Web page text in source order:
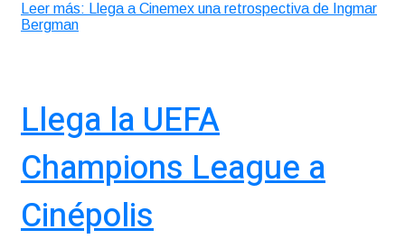
Leer más: Llega a Cinemex una retrospectiva de Ingmar
Bergman
Llega la UEFA
Champions League a
Cinépolis